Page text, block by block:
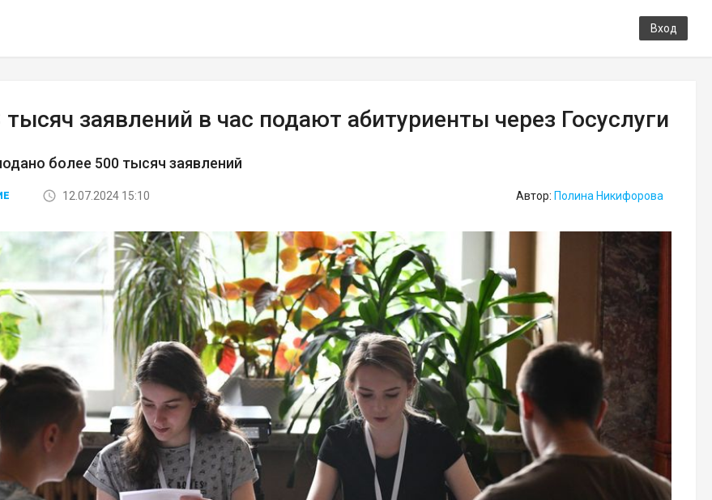
Вход
заявлений в час подают абитуриенты через Госуслуги
более 500 тысяч заявлений
12.07.2024 15:10 Автор: Полина Никифорова